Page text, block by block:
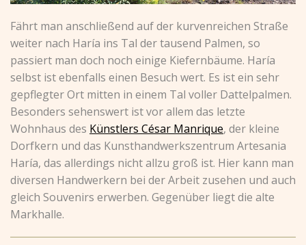
Fährt man anschließend auf der kurvenreichen Straße
weiter nach Haría ins Tal der tausend Palmen, so
passiert man doch noch einige Kiefernbäume. Haría
selbst ist ebenfalls einen Besuch wert. Es ist ein sehr
gepflegter Ort mitten in einem Tal voller Dattelpalmen.
Besonders sehenswert ist vor allem das letzte
Wohnhaus des Künstlers César Manrique, der kleine
Dorfkern und das Kunsthandwerkszentrum Artesania
Haría, das allerdings nicht allzu groß ist. Hier kann man
diversen Handwerkern bei der Arbeit zusehen und auch
gleich Souvenirs erwerben. Gegenüber liegt die alte
Markhalle.